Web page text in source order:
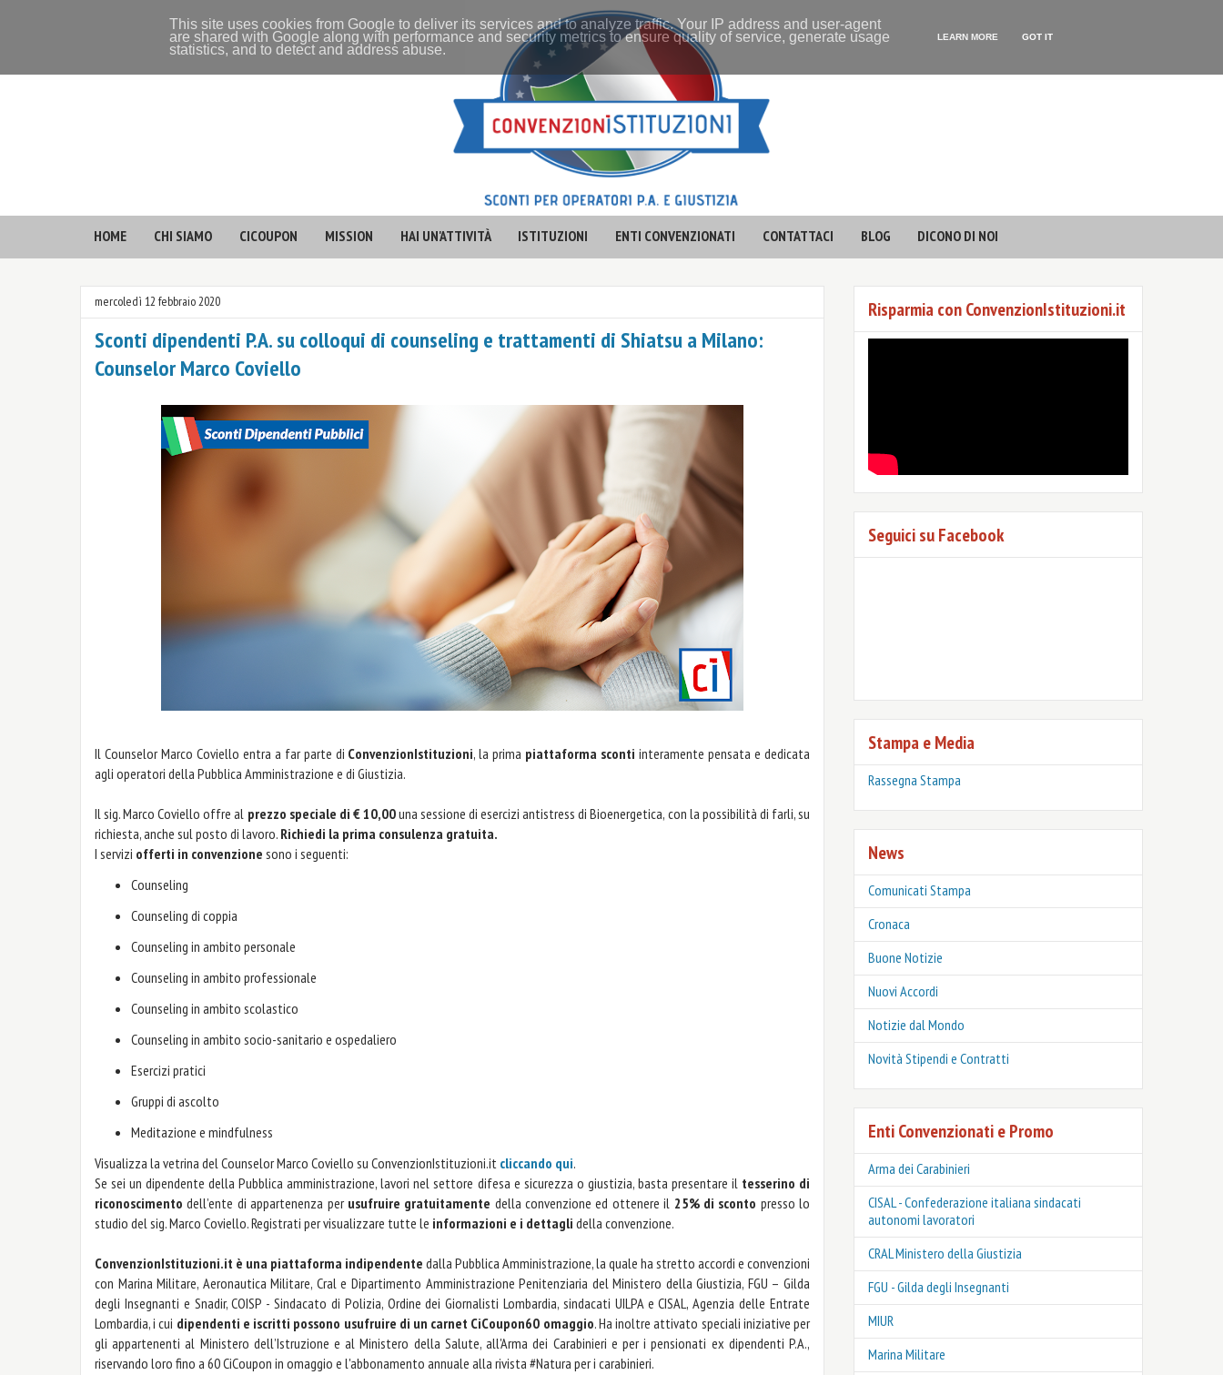
HOME CHI SIAMO CICOUPON MISSION HAI UN'ATTIVITÀ ISTITUZIONI ENTI CONVENZIONATI CONTATTACI BLOG DICONO DI NOI
mercoledì 12 febbraio 2020
Sconti dipendenti P.A. su colloqui di counseling e trattamenti di Shiatsu a Milano:
Counselor Marco Coviello
Il Counselor Marco Coviello entra a far parte di ConvenzionIstituzioni, la prima piattaforma scontiinteramente pensata e dedicata
agli operatori della Pubblica Amministrazione e di Giustizia.
Il sig. Marco Coviello offre al prezzo speciale di € 10,00una sessione di esercizi antistress di Bioenergetica, con la possibilità di farli, su
richiesta, anche sul posto di lavoro. Richiedi la prima consulenza gratuita.
I servizi offerti in convenzione sono i seguenti:
Counseling
Counseling di coppia
Counseling in ambito personale
Counseling in ambito professionale
Counseling in ambito scolastico
Counseling in ambito socio-sanitario e ospedaliero
Esercizi pratici
Gruppi di ascolto
Meditazione e mindfulness
Visualizza la vetrina del Counselor Marco Coviello su ConvenzionIstituzioni.it cliccando qui.
Se sei un dipendente della Pubblica amministrazione, lavori nel settore difesa e sicurezza o giustizia, basta presentare il tesserino di
riconoscimentodell’ente di appartenenza per usufruire gratuitamente della convenzione ed ottenere il 25% di sconto presso lo
studio del sig. Marco Coviello. Registrati per visualizzare tutte le informazioni e i dettagli della convenzione.
ConvenzionIstituzioni.it è una piattaforma indipendente dalla Pubblica Amministrazione, la quale ha stretto accordi e convenzioni
con Marina Militare, Aeronautica Militare, Cral e Dipartimento Amministrazione Penitenziaria del Ministero della Giustizia, FGU – Gilda
degli Insegnanti e Snadir, COISP - Sindacato di Polizia, Ordine dei Giornalisti Lombardia, sindacati UILPA e CISAL, Agenzia delle Entrate
Lombardia, i cui dipendenti e iscritti possono usufruire di un carnet CiCoupon60 omaggio. Ha inoltre attivato speciali iniziative per
gli appartenenti al Ministero dell’Istruzione e al Ministero della Salute, all'Arma dei Carabinieri e per i pensionati ex dipendenti P.A.,
riservando loro fino a 60 CiCoupon in omaggio e l'abbonamento annuale alla rivista #Natura per i carabinieri.
Risparmia con ConvenzionIstituzioni.it
Seguici su Facebook
Stampa e Media
Rassegna Stampa
News
Comunicati Stampa
Cronaca
Buone Notizie
Nuovi Accordi
Notizie dal Mondo
Novità Stipendi e Contratti
Enti Convenzionati e Promo
Arma dei Carabinieri
CISAL - Confederazione italiana sindacati
autonomi lavoratori
CRAL Ministero della Giustizia
FGU - Gilda degli Insegnanti
MIUR
Marina Militare
This site uses cookies from Google to deliver its services and to analyze traffic. Your IP address and user-agent
are shared with Google along with performance and security metrics to ensure quality of service, generate usage
statistics, and to detect and address abuse.
LEARN MORE GOT IT